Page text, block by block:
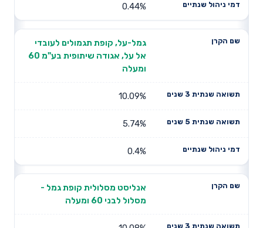
0.44%
גמל-על, קופת תגמולים לעובדי
אל על, אגודה שיתופית בע"מ 60
ומעלה
10.09%
5.74%
0.4%
אנליסט מסלולית קופת גמל -
מסלול לבני 60 ומעלה